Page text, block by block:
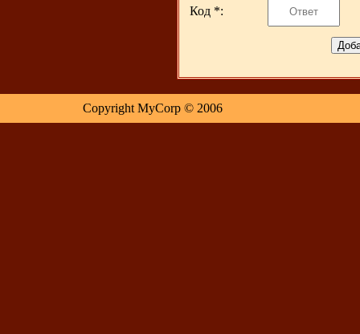
Код *:
Copyright MyCorp © 2006